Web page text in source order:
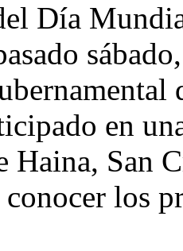
Día
en
Haina, San
conocer los